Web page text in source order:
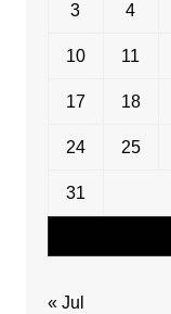
3 4
10 11
17 18
24 25
31
« Jul